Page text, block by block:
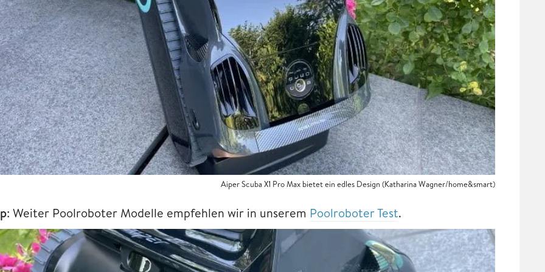
Aiper Scuba X1 Pro Max bietet ein edles Design (Katharina Wagner/home&smart)
: Weiter Poolroboter Modelle empfehlen wir in unserem Poolroboter Test.